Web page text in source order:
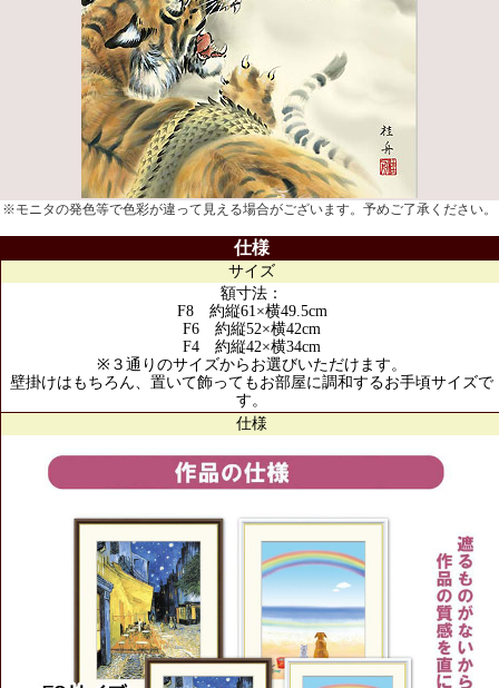
※モニタの発色等で色彩が違って見える場合がございます。予めご了承ください。
仕様
サイズ
額寸法：
F8 約縦61×横49.5cm
F6 約縦52×横42cm
F4 約縦42×横34cm
※３通りのサイズからお選びいただけます。
壁掛けはもちろん、置いて飾ってもお部屋に調和するお手頃サイズで
す。
仕様